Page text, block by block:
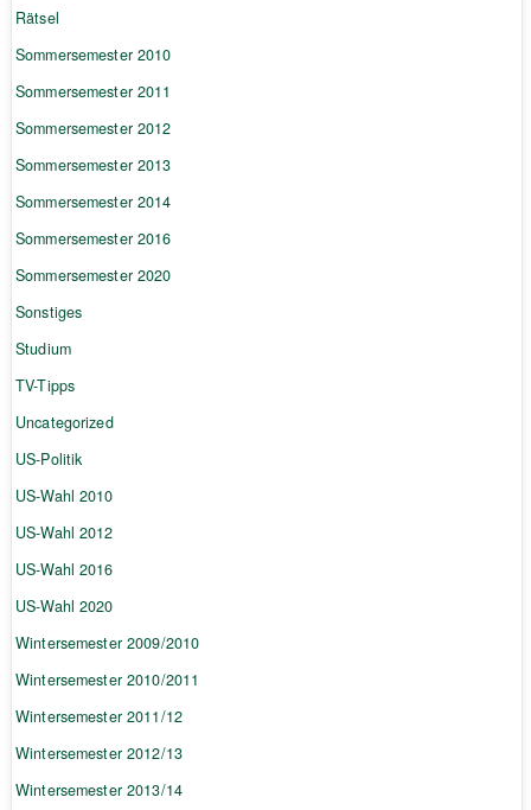
Rätsel
Sommersemester 2010
Sommersemester 2011
Sommersemester 2012
Sommersemester 2013
Sommersemester 2014
Sommersemester 2016
Sommersemester 2020
Sonstiges
Studium
TV-Tipps
Uncategorized
US-Politik
US-Wahl 2010
US-Wahl 2012
US-Wahl 2016
US-Wahl 2020
Wintersemester 2009/2010
Wintersemester 2010/2011
Wintersemester 2011/12
Wintersemester 2012/13
Wintersemester 2013/14